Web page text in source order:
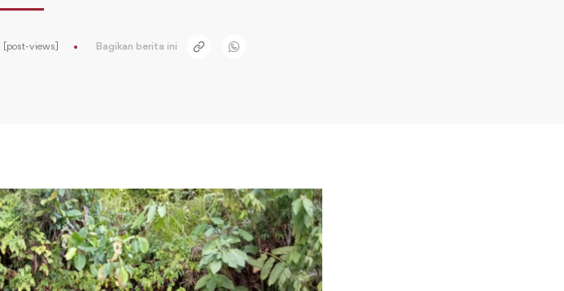
[post-views] Bagikan berita ini